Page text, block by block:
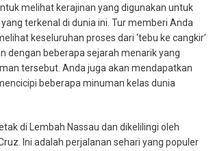
melihat kerajinan yang digunakan untuk
terkenal di dunia ini. Tur memberi Anda
keseluruhan proses dari ‘tebu ke cangkir’
dengan beberapa sejarah menarik yang
tersebut. Anda juga akan mendapatkan
beberapa minuman kelas dunia
di Lembah Nassau dan dikelilingi oleh
Ini adalah perjalanan sehari yang populer